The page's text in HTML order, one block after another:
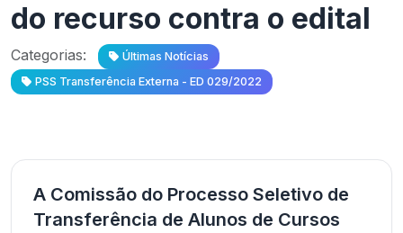
do recurso contra o edital
Categorias:
Últimas Notícias
PSS Transferência Externa - ED 029/2022
A Comissão do Processo Seletivo de
Transferência de Alunos de Cursos